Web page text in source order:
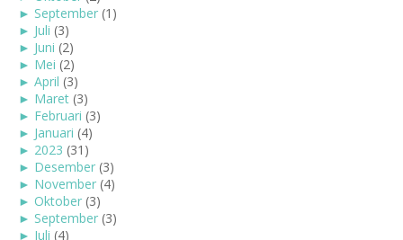
► September (1)
► Juli (3)
► Juni (2)
► Mei (2)
► April (3)
► Maret (3)
► Februari (3)
► Januari (4)
► 2023 (31)
► Desember (3)
► November (4)
► Oktober (3)
► September (3)
► Juli (4)